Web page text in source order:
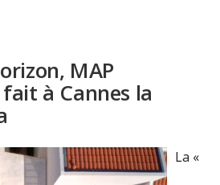
MAP
à Cannes la
La «